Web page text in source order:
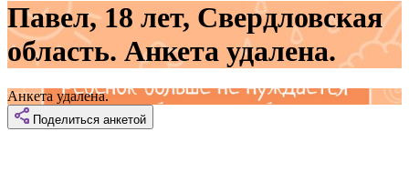
Павел, 18 лет, Свердловская
область. Анкета удалена.
Анкета удалена.
Поделиться анкетой